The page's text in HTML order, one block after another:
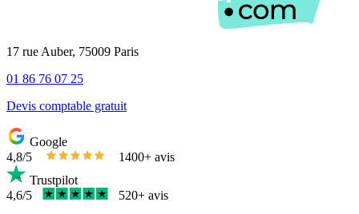
17 rue Auber, 75009 Paris
01 86 76 07 25
Devis comptable gratuit
Google
4,8/5
1400+ avis
Trustpilot
4,6/5
520+ avis